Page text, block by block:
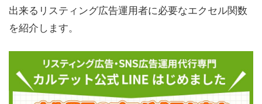
出来るリスティング広告運用者に必要なエクセル関数
を紹介します。